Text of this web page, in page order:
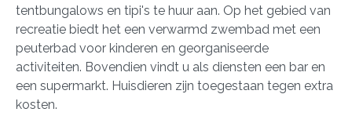
tentbungalows en tipi's te huur aan. Op het gebied van
recreatie biedt het een verwarmd zwembad met een
peuterbad voor kinderen en georganiseerde
activiteiten. Bovendien vindt u als diensten een bar en
een supermarkt. Huisdieren zijn toegestaan tegen extra
kosten.